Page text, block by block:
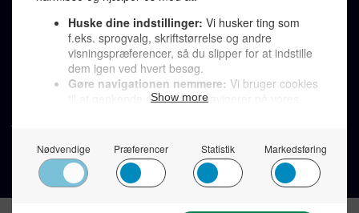
LINKS
Tidligere aviser >
Støt Den Korte Avis >
Send et læserbrev >
Privatlivspolitik >